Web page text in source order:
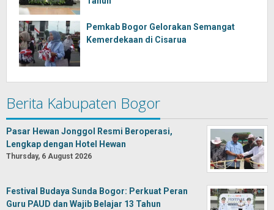
Pemkab Bogor Gelorakan Semangat
Kemerdekaan di Cisarua
Berita Kabupaten Bogor
Pasar Hewan Jonggol Resmi Beroperasi,
Lengkap dengan Hotel Hewan
Thursday, 6 August 2026
Festival Budaya Sunda Bogor: Perkuat Peran
Guru PAUD dan Wajib Belajar 13 Tahun